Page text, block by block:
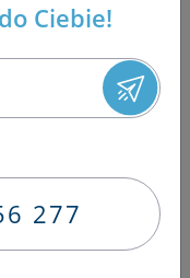
8M0
oraz PC200LC-
pompa
Common
Ciebie!
277